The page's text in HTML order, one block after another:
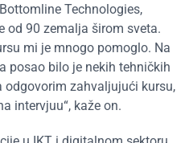
Technologies,
od 90 zemalja širom sveta.
mi je mnogo pomoglo. Na
posao bilo je nekih tehničkih
zahvaljujući kursu,
intervjuu“, kaže on.